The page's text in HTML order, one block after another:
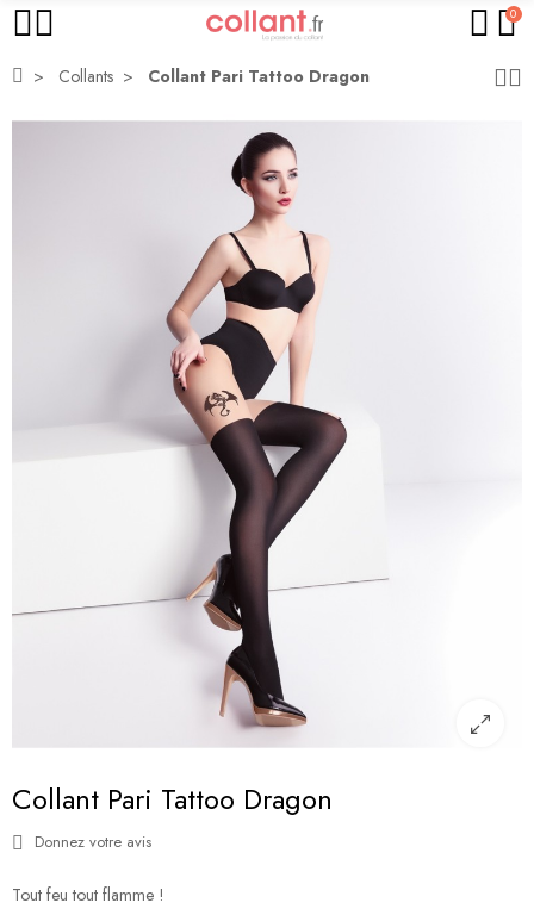
0
Collants Collant Pari Tattoo Dragon
Collant Pari Tattoo Dragon
Donnez votre avis
Tout feu tout flamme !